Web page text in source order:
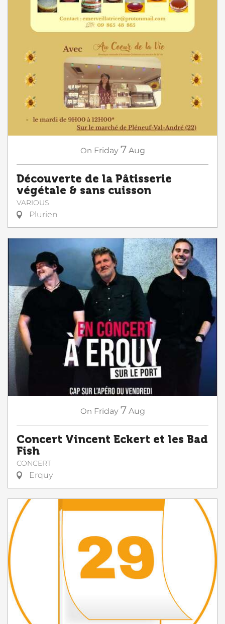
On Friday 7 Aug
Découverte de la Pâtisserie
végétale & sans cuisson
VARIOUS
Plurien
On Friday 7 Aug
Concert Vincent Eckert et les Bad
Fish
CONCERT
Erquy